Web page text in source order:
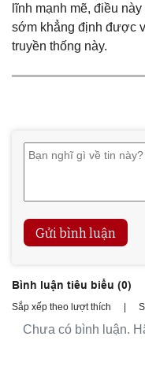
lĩnh mạnh mẽ, điều
sớm khẳng định được
truyền thống này.
Gửi bình luận
Bình luận tiêu biểu (0)
Sắp xếp theo lượt thích |
Chưa có bình luận.